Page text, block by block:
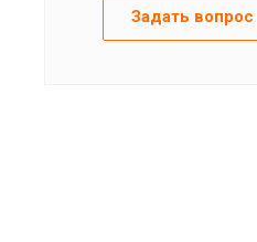
Задать вопрос